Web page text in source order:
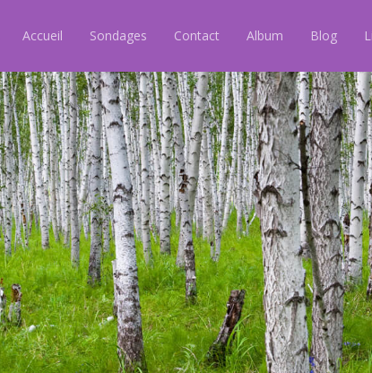
Accueil Sondages Contact Album Blog